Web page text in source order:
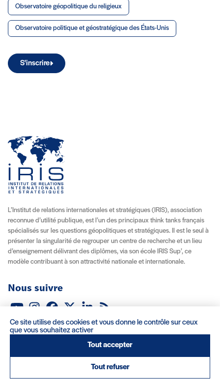
Observatoire géopolitique du religieux
Observatoire politique et géostratégique des États-Unis
S'inscrire
L’Institut de relations internationales et stratégiques (IRIS), association
reconnue d’utilité publique, est l’un des principaux think tanks français
spécialisés sur les questions géopolitiques et stratégiques. Il est le seul à
présenter la singularité de regrouper un centre de recherche et un lieu
d’enseignement délivrant des diplômes, via son école IRIS Sup’, ce
modèle contribuant à son attractivité nationale et internationale.
Nous suivre
À propos
Recrutement Locations Contact
Conditions d’utilisation
Ce site utilise des cookies et vous donne le contrôle sur ceux
que vous souhaitez activer
Tout accepter
Tout refuser